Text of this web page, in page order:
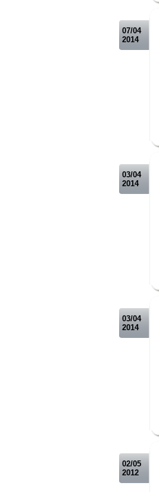
07/04
2014
03/04
2014
03/04
2014
02/05
2012